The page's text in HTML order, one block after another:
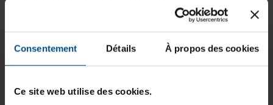
Consentement Détails À propos des cookies
Ce site web utilise des cookies.
3701157158763
Dimensions (L x l x H) :
262,8 x 92,6 x 290